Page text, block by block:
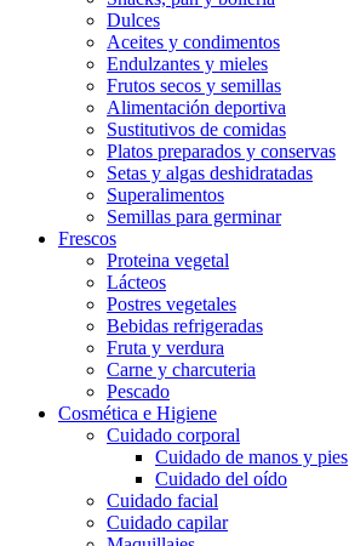
Dulces
Aceites y condimentos
Endulzantes y mieles
Frutos secos y semillas
Alimentación deportiva
Sustitutivos de comidas
Platos preparados y conservas
Setas y algas deshidratadas
Superalimentos
Semillas para germinar
Frescos
Proteina vegetal
Lácteos
Postres vegetales
Bebidas refrigeradas
Fruta y verdura
Carne y charcuteria
Pescado
Cosmética e Higiene
Cuidado corporal
Cuidado de manos y pies
Cuidado del oído
Cuidado facial
Cuidado capilar